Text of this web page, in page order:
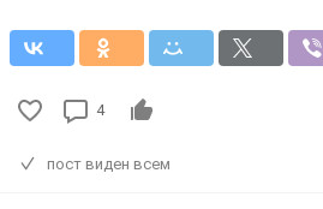
4
пост виден всем